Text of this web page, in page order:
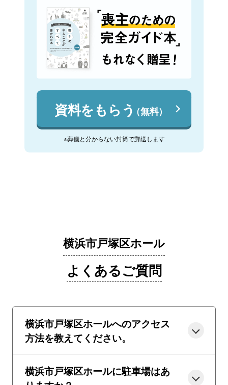
資料をもらう（無料）
※葬儀と分からない封筒で郵送します
横浜市戸塚区ホール
よくあるご質問
横浜市戸塚区ホールへのアクセス
方法を教えてください。
横浜市戸塚区ホールに駐車場はあ